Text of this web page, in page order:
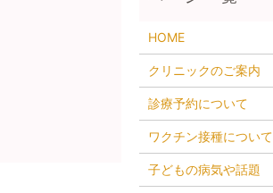
HOME
クリニックのご案内
診療予約について
ワクチン接種について
子どもの病気や話題